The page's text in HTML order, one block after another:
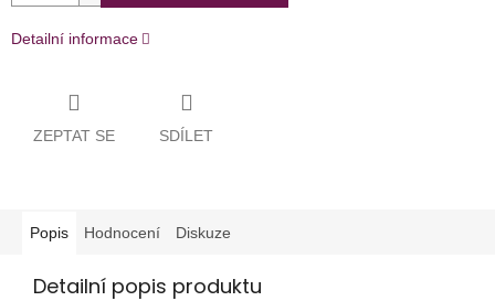
Detailní informace
ZEPTAT SE SDÍLET
Popis Hodnocení Diskuze
Detailní popis produktu